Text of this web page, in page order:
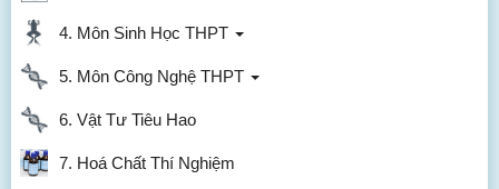
4. Môn Sinh Học THPT
5. Môn Công Nghệ THPT
6. Vật Tư Tiêu Hao
7. Hoá Chất Thí Nghiệm